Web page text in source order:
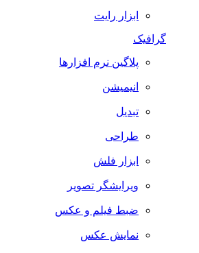
ابزار رایت
گرافیک
پلاگین نرم افزارها
انیمیشن
تبدیل
طراحی
ابزار فلش
ویرایشگر تصویر
ضبط فيلم و عكس
نمایش عکس